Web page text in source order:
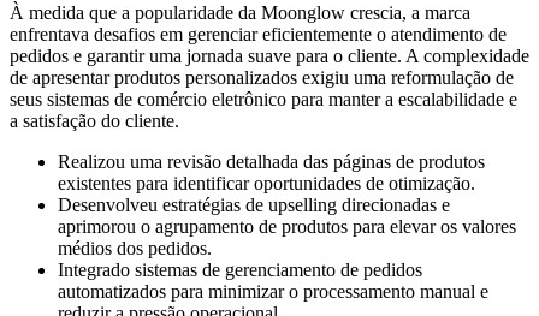
À medida que a popularidade da Moonglow crescia, a marca
enfrentava desafios em gerenciar eficientemente o atendimento de
pedidos e garantir uma jornada suave para o cliente. A complexidade
de apresentar produtos personalizados exigiu uma reformulação de
seus sistemas de comércio eletrônico para manter a escalabilidade e
a satisfação do cliente.
Realizou uma revisão detalhada das páginas de produtos
existentes para identificar oportunidades de otimização.
Desenvolveu estratégias de upselling direcionadas e
aprimorou o agrupamento de produtos para elevar os valores
médios dos pedidos.
Integrado sistemas de gerenciamento de pedidos
automatizados para minimizar o processamento manual e